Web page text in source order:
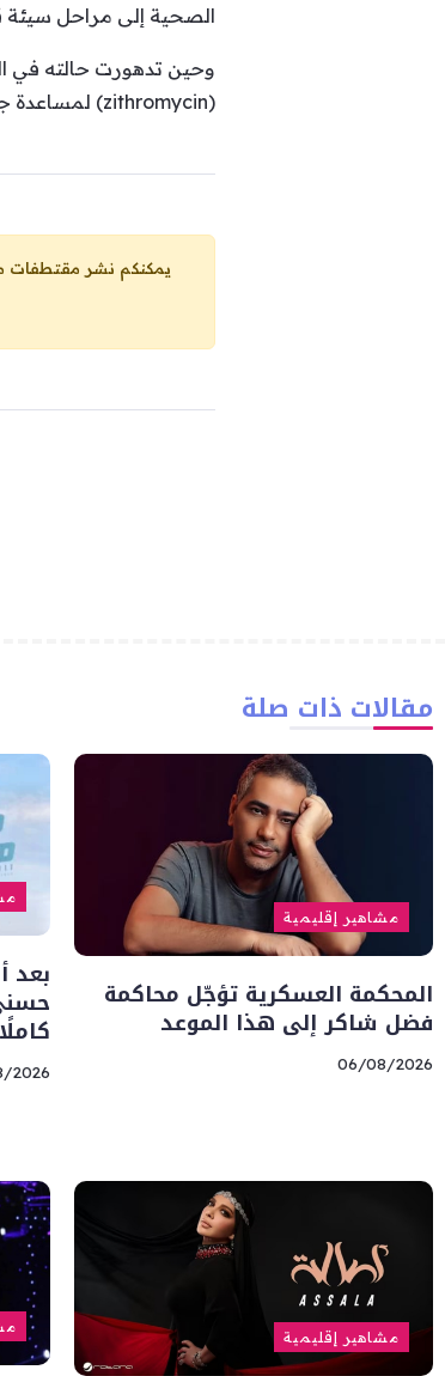
الصحية إلى مراحل سيئة
(zithromycin) لمساعدة جسمه على محاربة المرض.
يمكنكم نشر مقتطفات من المقال الحاضر، ما حده
مقالات ذات صلة
مشاهير إقليمية
المحكمة العسكرية تؤجّل محاكمة
فضل شاكر إلى هذا الموعد
06/08/2026
بعد
2026
مشاهير إقليمية